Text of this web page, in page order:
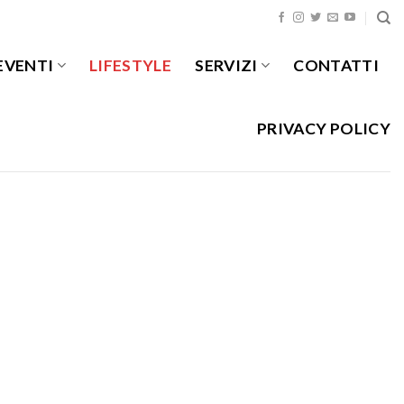
LIFESTYLE SERVIZI CONTATTI
PRIVACY POLICY